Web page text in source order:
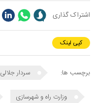
اشتراک گذاری
کپی لینک
برچسب ها: سردار جلالی
وزارت راه و شهرسازی